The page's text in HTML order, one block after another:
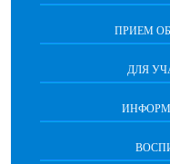
ПРИЕМ
ДЛЯ